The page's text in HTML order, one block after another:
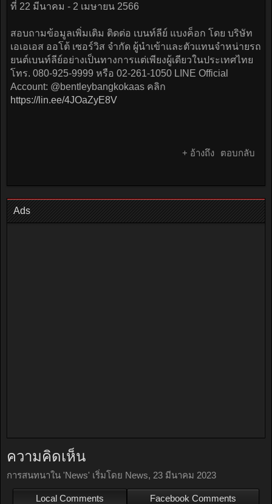
ที่ 22 มีนาคม - 2 เมษายน 2566
สอบถามข้อมูลเพิ่มเติม ติดต่อ เบนท์ลีย์ แบงค็อก โดย บริษัท
เอเอเอส ออโต้ เซอร์วิส จำกัด ผู้นำเข้าและตัวแทนจำหน่ายรถ
ยนต์เบนท์ลีย์อย่างเป็นทางการแต่เพียงผู้เดียวในประเทศไทย
โทร. 080-925-9999 หรือ 02-261-1050 LINE Official
Account: @bentleybangkokaas คลิก
https://lin.ee/4JOaZyE8V
+ อ้างถึง ตอบกลับ
Ads
ความคิดเห็น
การสนทนาใน 'News' เริ่มโดย News, 23 มีนาคม 2023
Local Comments Facebook Comments